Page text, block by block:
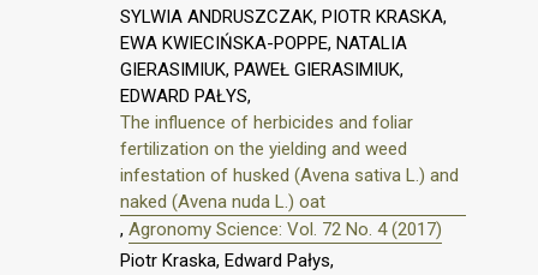
SYLWIA ANDRUSZCZAK, PIOTR KRASKA,
EWA KWIECIŃSKA-POPPE, NATALIA
GIERASIMIUK, PAWEŁ GIERASIMIUK,
EDWARD PAŁYS,
The influence of herbicides and foliar
fertilization on the yielding and weed
infestation of husked (Avena sativa L.) and
naked (Avena nuda L.) oat
, Agronomy Science: Vol. 72 No. 4 (2017)
Piotr Kraska, Edward Pałys,